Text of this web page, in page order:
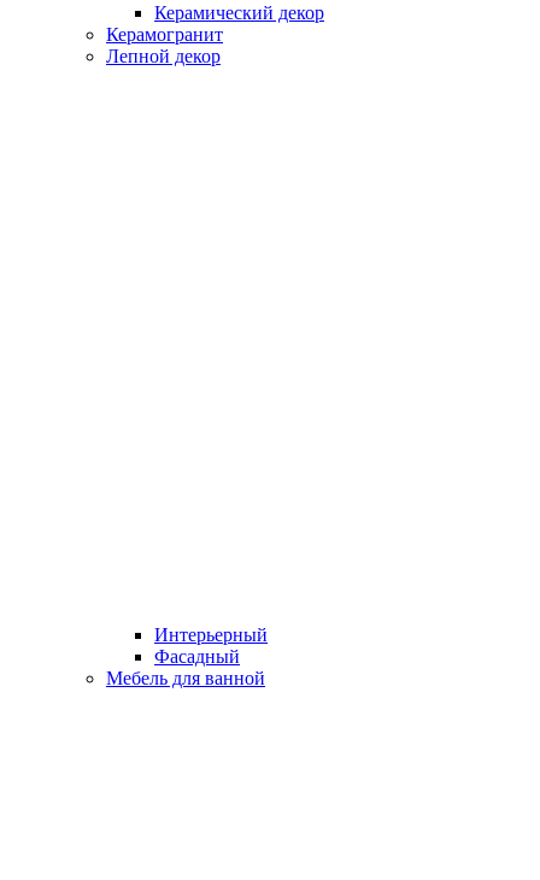
Керамический декор
Керамогранит
Лепной декор
Интерьерный
Фасадный
Мебель для ванной